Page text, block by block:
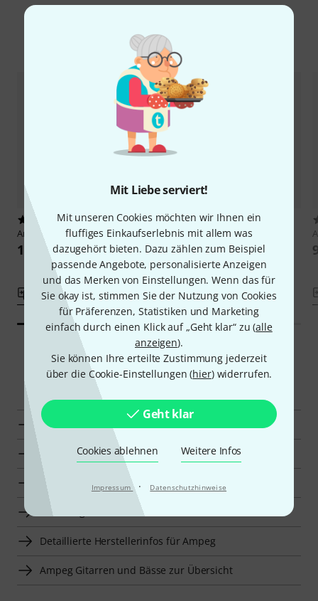
Mit Liebe serviert!
Mit unseren Cookies möchten wir Ihnen ein
fluffiges Einkaufserlebnis mit allem was
dazugehört bieten. Dazu zählen zum Beispiel
passende Angebote, personalisierte Anzeigen
und das Merken von Einstellungen. Wenn das für
Sie okay ist, stimmen Sie der Nutzung von Cookies
für Präferenzen, Statistiken und Marketing
einfach durch einen Klick auf „Geht klar“ zu (alle
anzeigen).
Sie können Ihre erteilte Zustimmung jederzeit
über die Cookie-Einstellungen (hier) widerrufen.
Geht klar
Cookies ablehnen Weitere Infos
Impressum · Datenschutzhinweise
Alternativen vergleichen
34
Ampeg Cover SVT 810E/810AV
122 CHF
Vergleichen
14
AmpegRB210 Amp Cover
80 CHF
Vergleichen
Smart Navigator
Ampeg Schutzhüllen für Bassverstärker zur Übersicht
Zur Kategorie Schutzhüllen für Bassverstärker
Zur Kategorie Bassverstärker
Zur Kategorie Gitarren und Bässe
Detaillierte Herstellerinfos für Ampeg
Ampeg Gitarren und Bässe zur Übersicht